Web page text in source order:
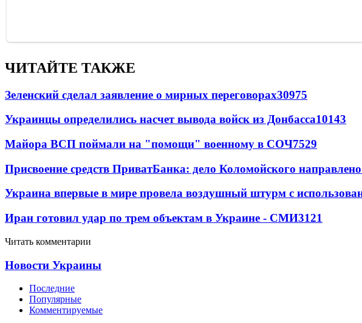
ЧИТАЙТЕ ТАКЖЕ
Зеленский сделал заявление о мирных переговорах30975
Украинцы определились насчет вывода войск из Донбасса10143
Майора ВСП поймали на "помощи" военному в СОЧ7529
Присвоение средств ПриватБанка: дело Коломойского направлено
Украина впервые в мире провела воздушный штурм с
Иран готовил удар по трем объектам в Украине - СМИ3121
Читать комментарии
Новости Украины
Последние
Популярные
Комментируемые